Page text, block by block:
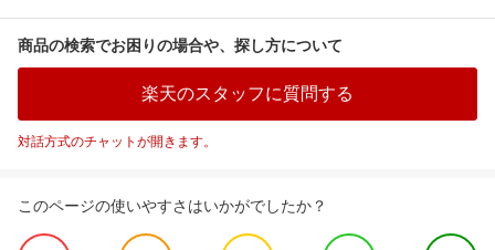
商品の検索でお困りの場合や、探し方について
楽天のスタッフに質問する
対話方式のチャットが開きます。
このページの使いやすさはいかがでしたか？